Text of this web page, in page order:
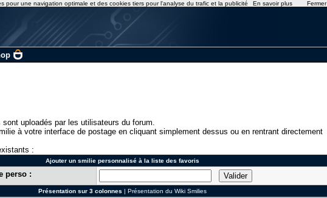
uploadés par les utilisateurs du forum.
à votre interface de postage en cliquant simplement dessus ou en rentrant directement
:
Ajouter un smilie personnalisé à la liste des favoris
perso :
Présentation sur 3 colonnes | Présentation du Wiki Smilies
pour une navigation optimale et des cookies tiers pour l'analyse du trafic et la publicité En savoir plus Fermer